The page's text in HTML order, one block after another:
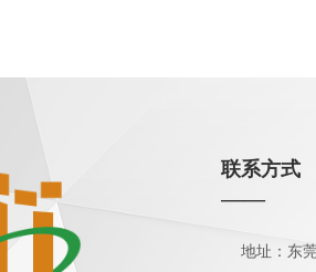
联系方式
——
地址：东